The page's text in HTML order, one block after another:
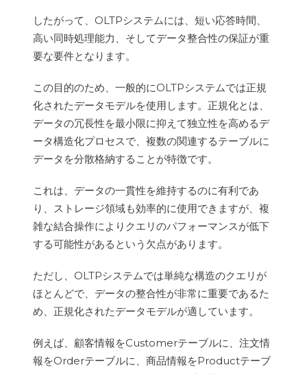
したがって、OLTPシステムには、短い応答時間、
高い同時処理能力、そしてデータ整合性の保証が重
要な要件となります。
この目的のため、一般的にOLTPシステムでは正規
化されたデータモデルを使用します。正規化とは、
データの冗長性を最小限に抑えて独立性を高めるデ
ータ構造化プロセスで、複数の関連するテーブルに
データを分散格納することが特徴です。
これは、データの一貫性を維持するのに有利であ
り、ストレージ領域も効率的に使用できますが、複
雑な結合操作によりクエリのパフォーマンスが低下
する可能性があるという欠点があります。
ただし、OLTPシステムでは単純な構造のクエリが
ほとんどで、データの整合性が非常に重要であるた
め、正規化されたデータモデルが適しています。
例えば、顧客情報をCustomerテーブルに、注文情
報をOrderテーブルに、商品情報をProductテーブ